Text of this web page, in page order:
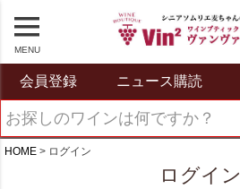
MENU
会員登録 ニュース購読
HOME ログイン
ログイン